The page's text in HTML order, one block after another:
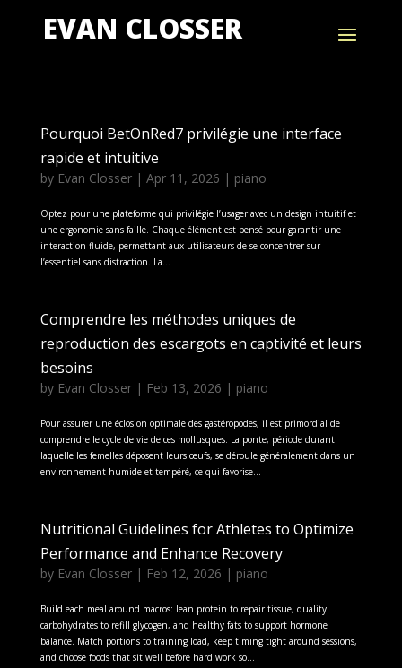
EVAN CLOSSER
Pourquoi BetOnRed7 privilégie une interface
rapide et intuitive
by Evan Closser| Apr 11, 2026 | piano
Optez pour une plateforme qui privilégie l’usager avec un design intuitif et
une ergonomie sans faille. Chaque élément est pensé pour garantir une
interaction fluide, permettant aux utilisateurs de se concentrer sur
l’essentiel sans distraction. La...
Comprendre les méthodes uniques de
reproduction des escargots en captivité et leurs
besoins
by Evan Closser| Feb 13, 2026 | piano
Pour assurer une éclosion optimale des gastéropodes, il est primordial de
comprendre le cycle de vie de ces mollusques. La ponte, période durant
laquelle les femelles déposent leurs œufs, se déroule généralement dans un
environnement humide et tempéré, ce qui favorise...
Nutritional Guidelines for Athletes to Optimize
Performance and Enhance Recovery
by Evan Closser| Feb 12, 2026 | piano
Build each meal around macros: lean protein to repair tissue, quality
carbohydrates to refill glycogen, and healthy fats to support hormone
balance. Match portions to training load, keep timing tight around sessions,
and choose foods that sit well before hard work so...